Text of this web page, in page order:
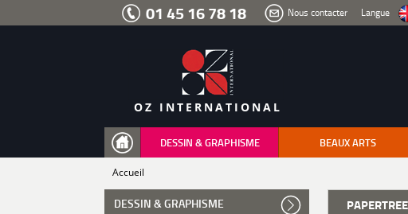
menu
01 45 16 78 18 Nous contacter Langue
OZ INTERNATIONAL
DESSIN & GRAPHISME BEAUX ARTS
Accueil
DESSIN & GRAPHISME